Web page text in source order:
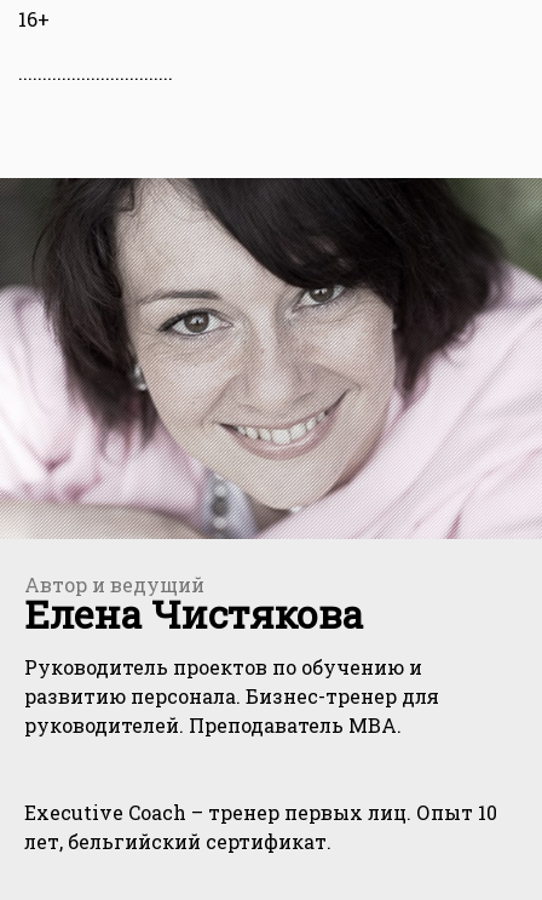
16+
................................
Автор и ведущий
Елена Чистякова
Руководитель проектов по обучению и
развитию персонала. Бизнес-тренер для
руководителей. Преподаватель МВА.
Executive Coach – тренер первых лиц. Опыт 10
лет, бельгийский сертификат.